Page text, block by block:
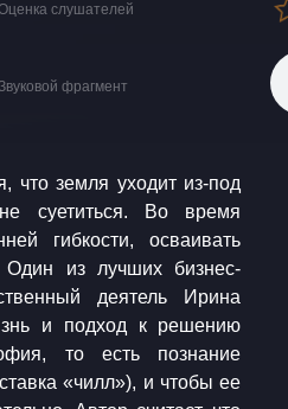
слушателей
фрагмент
что земля уходит из-под
суетиться. Во время
гибкости, осваивать
Один из лучших бизнес-
деятель Ирина
и подход к решению
то есть познание
«чилл»), и чтобы ее
в большом
ситуации — спокойно и
Ирина Хакамада на
как можно применить
даже в самых непростых
«великий переход» от